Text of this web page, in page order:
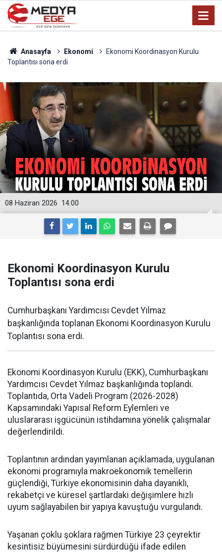
Anasayfa Ekonomi
Ekonomi Koordinasyon Kurulu
Toplantısı sona erdi
14:00
08 Haziran 2026
Ekonomi Koordinasyon Kurulu
Toplantısı sona erdi
Cumhurbaşkanı Yardımcısı Cevdet Yılmaz
başkanlığında toplanan Ekonomi Koordinasyon Kurulu
Toplantısı sona erdi.
Ekonomi Koordinasyon Kurulu (EKK), Cumhurbaşkanı
Yardımcısı Cevdet Yılmaz başkanlığında toplandı.
Toplantıda, Orta Vadeli Program (2026-2028)
Kapsamındaki Yapısal Reform Eylemleri ve
uluslararası işgücünün istihdamına yönelik çalışmalar
değerlendirildi.
Toplantının ardından yayımlanan açıklamada, uygulanan
ekonomi programıyla makroekonomik temellerin
güçlendiği, Türkiye ekonomisinin daha dayanıklı,
rekabetçi ve küresel şartlardaki değişimlere hızlı
uyum sağlayabilen bir yapıya kavuştuğu vurgulandı.
Yaşanan çoklu şoklara rağmen Türkiye 23 çeyrektir
kesintisiz büyümesini sürdürdüğü ifade edilen